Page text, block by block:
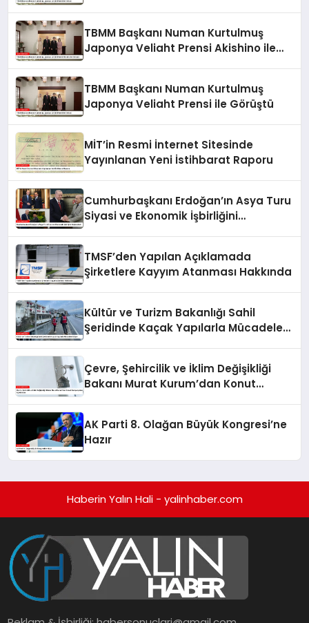
TBMM Başkanı Numan Kurtulmuş
Japonya Veliaht Prensi Akishino ile
TBMM Başkanı Numan Kurtulmuş
Japonya Veliaht Prensi ile Görüştü
MİT’in Resmi İnternet Sitesinde
Yayınlanan Yeni İstihbarat Raporu
Cumhurbaşkanı Erdoğan’ın Asya Turu
Siyasi ve Ekonomik İşbirliğini
TMSF’den Yapılan Açıklamada
Şirketlere Kayyım Atanması Hakkında
Kültür ve Turizm Bakanlığı Sahil
Şeridinde Kaçak Yapılarla Mücadele
Çevre, Şehircilik ve İklim Değişikliği
Bakanı Murat Kurum’dan Konut
AK Parti 8. Olağan Büyük Kongresi’ne
Hazır
Haberin Yalın Hali - yalinhaber.com